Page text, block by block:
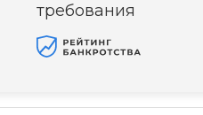
требования